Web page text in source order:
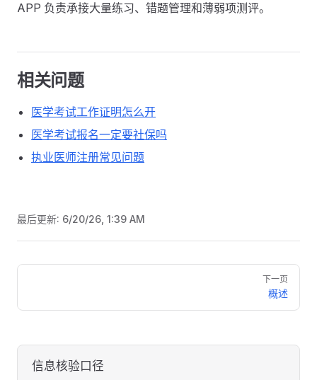
APP 负责承接大量练习、错题管理和薄弱项测评。
相关问题
医学考试工作证明怎么开
医学考试报名一定要社保吗
执业医师注册常见问题
最后更新: 6/20/26, 1:39 AM
Pager
下一页
概述
信息核验口径